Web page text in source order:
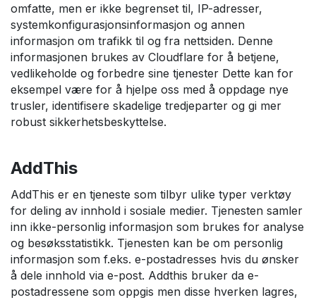
omfatte, men er ikke begrenset til, IP-adresser,
systemkonfigurasjonsinformasjon og annen
informasjon om trafikk til og fra nettsiden. Denne
informasjonen brukes av Cloudflare for å betjene,
vedlikeholde og forbedre sine tjenester Dette kan for
eksempel være for å hjelpe oss med å oppdage nye
trusler, identifisere skadelige tredjeparter og gi mer
robust sikkerhetsbeskyttelse.
AddThis
AddThis er en tjeneste som tilbyr ulike typer verktøy
for deling av innhold i sosiale medier. Tjenesten samler
inn ikke-personlig informasjon som brukes for analyse
og besøksstatistikk. Tjenesten kan be om personlig
informasjon som f.eks. e-postadresses hvis du ønsker
å dele innhold via e-post. Addthis bruker da e-
postadressene som oppgis men disse hverken lagres,